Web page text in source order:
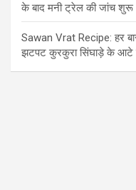
के बाद मनी ट्रेल की जांच शुरू
Sawan Vrat Recipe: हर
झटपट कुरकुरा सिंघाड़े के आटे